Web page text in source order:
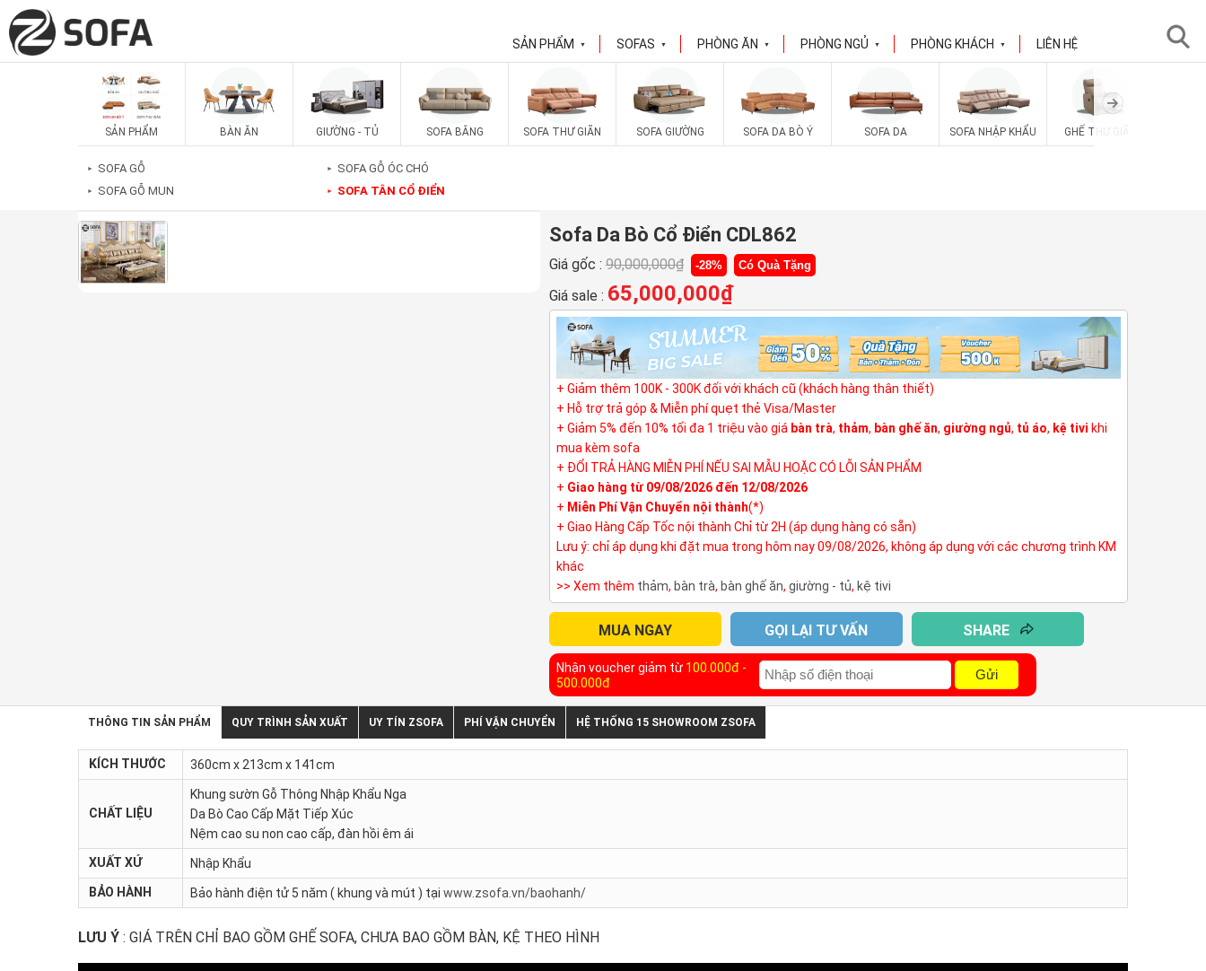
SẢN PHẨM ▼ SOFAS ▼ PHÒNG ĂN ▼ PHÒNG NGỦ ▼ PHÒNG KHÁCH ▼ LIÊN HỆ
SẢN PHẨM BÀN ĂN GIƯỜNG - TỦ SOFA BĂNG SOFA THƯ GIÃN SOFA GIƯỜNG SOFA DA BÒ Ý SOFA DA SOFA NHẬP KHẨU GHẾ THƯ GIÃN
► SOFA GỖ
► SOFA GỖ MUN
► SOFA GỖ ÓC CHÓ
► SOFA TÂN CỔ ĐIỂN
Sofa Da Bò Cổ Điển CDL862
Giá gốc : 90,000,000₫ -28% Có Quà Tặng
Giá sale : 65,000,000₫
+ Giảm thêm 100K - 300K đối với khách cũ (khách hàng thân thiết)
+ Hỗ trợ trả góp & Miễn phí quẹt thẻ Visa/Master
+ Giảm 5% đến 10% tối đa 1 triệu vào giá bàn trà, thảm, bàn ghế ăn, giường ngủ, tủ áo, kệ tivi khi
mua kèm sofa
+ ĐỔI TRẢ HÀNG MIỄN PHÍ NẾU SAI MẪU HOẶC CÓ LỖI SẢN PHẨM
+ Giao hàng từ 09/08/2026 đến 12/08/2026
+ Miễn Phí Vận Chuyển nội thành(*)
+ Giao Hàng Cấp Tốc nội thành Chỉ từ 2H (áp dụng hàng có sẵn)
Lưu ý: chỉ áp dụng khi đặt mua trong hôm nay 09/08/2026, không áp dụng với các chương trình KM
khác
>> Xem thêm thảm, bàn trà, bàn ghế ăn, giường - tủ, kệ tivi
MUA NGAY GỌI LẠI TƯ VẤN SHARE
Nhận voucher giảm từ 100.000đ -
500.000đ
Gửi
THÔNG TIN SẢN PHẨM QUY TRÌNH SẢN XUẤT UY TÍN ZSOFA PHÍ VẬN CHUYỂN HỆ THỐNG 15 SHOWROOM ZSOFA
KÍCH THƯỚC 360cm x 213cm x 141cm
CHẤT LIỆU
Khung sườn Gỗ Thông Nhập Khẩu Nga
Da Bò Cao Cấp Mặt Tiếp Xúc
Nệm cao su non cao cấp, đàn hồi êm ái
XUẤT XỨ
Nhập Khẩu
BẢO HÀNH
Bảo hành điện tử 5 năm ( khung và mút ) tại www.zsofa.vn/baohanh/
LƯU Ý : GIÁ TRÊN CHỈ BAO GỒM GHẾ SOFA, CHƯA BAO GỒM BÀN, KỆ THEO HÌNH